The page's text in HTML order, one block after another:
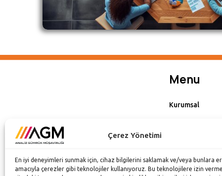
Çerez Yönetimi
En iyi deneyimleri sunmak için, cihaz bilgilerini saklamak ve/veya bunlara
amacıyla çerezler gibi teknolojiler kullanıyoruz. Bu teknolojilere izin
Menu
Kurumsal
Çalışma